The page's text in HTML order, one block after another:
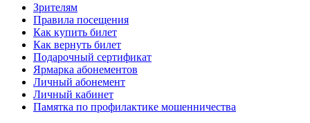
Зрителям
Правила посещения
Как купить билет
Как вернуть билет
Подарочный сертификат
Ярмарка абонементов
Личный абонемент
Личный кабинет
Памятка по профилактике мошенничества